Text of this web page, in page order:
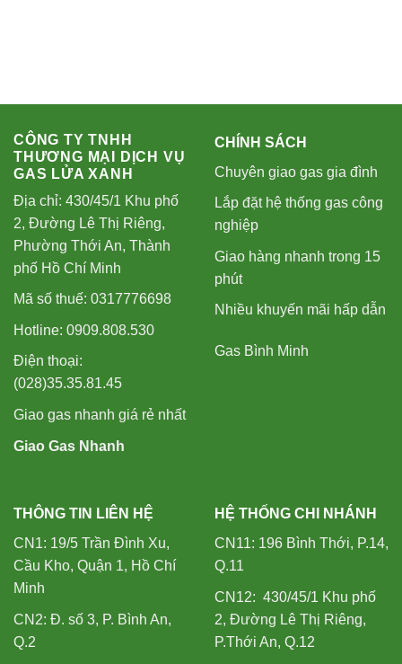
CÔNG TY TNHH
THƯƠNG MẠI DỊCH VỤ
GAS LỬA XANH
Địa chỉ: 430/45/1 Khu phố
2, Đường Lê Thị Riêng,
Phường Thới An, Thành
phố Hồ Chí Minh
Mã số thuế: 0317776698
Hotline: 0909.808.530
Điện thoại:
(028)35.35.81.45
Giao gas nhanh giá rẻ nhất
Giao Gas Nhanh
CHÍNH SÁCH
Chuyên giao gas gia đình
Lắp đặt hệ thống gas công
nghiệp
Giao hàng nhanh trong 15
phút
Nhiều khuyến mãi hấp dẫn
Gas Bình Minh
THÔNG TIN LIÊN HỆ
CN1: 19/5 Trần Đình Xu,
Cầu Kho, Quận 1, Hồ Chí
Minh
CN2: Đ. số 3, P. Bình An,
Q.2
HỆ THỐNG CHI NHÁNH
CN11: 196 Bình Thới, P.14,
Q.11
CN12: 430/45/1 Khu phố
2, Đường Lê Thị Riêng,
P.Thới An, Q.12